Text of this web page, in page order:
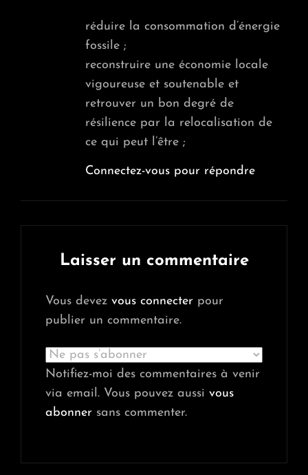
réduire la consommation d’énergie
fossile ;
reconstruire une économie locale
vigoureuse et soutenable et
retrouver un bon degré de
résilience par la relocalisation de
ce qui peut l’être ;
Connectez-vous pour répondre
Laisser un commentaire
Vous devez vous connecter pour
publier un commentaire.
Notifiez-moi des commentaires à venir
via email. Vous pouvez aussi vous
abonner sans commenter.